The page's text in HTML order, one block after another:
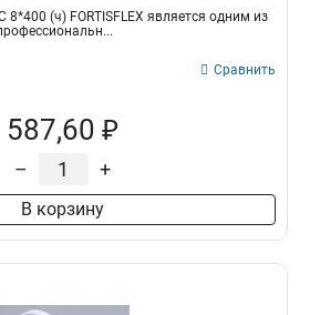
(ч) FORTISFLEX является одним из
Сравнить
587,60 ₽
– +
В корзину